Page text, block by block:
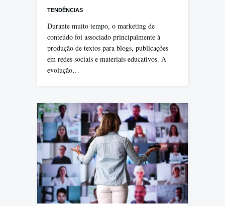
TENDÊNCIAS
Durante muito tempo, o marketing de
conteúdo foi associado principalmente à
produção de textos para blogs, publicações
em redes sociais e materiais educativos. A
evolução…